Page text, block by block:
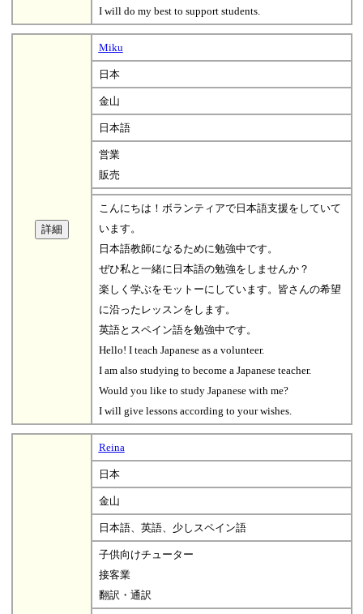
I will do my best to support students.
Miku
日本
金山
日本語
営業
販売
こんにちは！ボランティアで日本語支援をしていて
います。
日本語教師になるために勉強中です。
ぜひ私と一緒に日本語の勉強をしませんか？
楽しく学ぶをモットーにしています。皆さんの希望
に沿ったレッスンをします。
英語とスペイン語を勉強中です。
Hello! I teach Japanese as a volunteer.
I am also studying to become a Japanese teacher.
Would you like to study Japanese with me?
I will give lessons according to your wishes.
Reina
日本
金山
日本語、英語、少しスペイン語
子供向けチューター
接客業
翻訳・通訳